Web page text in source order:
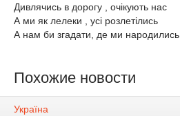
Дивлячись в дорогу , очікують нас
А ми як лелеки , усі розлетілись
А нам би згадати, де ми ​народились
Похожие новости
Україна